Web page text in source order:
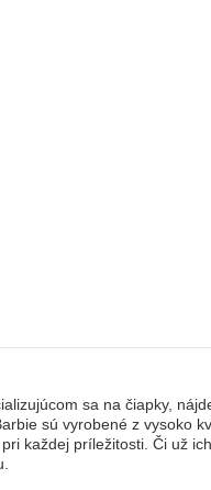
sa na čiapky,
sú vyrobené z vysoko
každej príležitosti. Či už